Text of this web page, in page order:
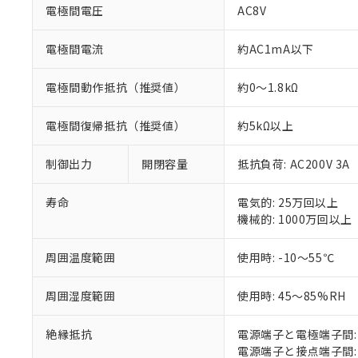
電極間電圧 AC8V
電極間電流 約AC1mA以下
電極間動作抵抗（推奨値） 約0～1.8kΩ
電極間復帰抵抗（推奨値） 約5kΩ以上
制御出力 開閉容量 抵抗負荷: AC200V 3A
寿命
電気的: 25万回以上
機械的: 1000万回以上
周囲温度範囲 使用時: -10～55℃
周囲湿度範囲 使用時: 45～85%RH
絶縁抵抗
電源端子と電極端子
電源端子と接点端子
本サービス
くものです。
当社制御機
のであり、
い。
当社販売員
オムロン制
在庫状況お
す。
マイパーツ
ている必要が
さい。
※当社の共同
いる法人を
があります。
*EU RoHS指令（10物質
フタル酸ビス(2-エチル
但し、RoHS指令で産
フタル酸エステル類の
※2 対応予定月
部品在庫の切り替
※3 非含有証明
下記の非含有証明
EU RoHS指令（
「○」：最大均質
「×」：最大均質
*中国RoHS10物質の基
Pb(鉛) :1000ppm、
Cr(Ⅵ)(六価クロム) :
DBP(フタル酸ジブチル
DEHP(フタル酸ビス(2-
「ｅ」：有害物質
「10」：通常の使
味します。
「－」：未確認で
当社は、こ
う）を輸出
などの必要な
当社は規制
ます。
当社は、貴
また当社は
たしません。
号
○
△ 一定数に
－
在庫な
機器販売
空
白
受注生